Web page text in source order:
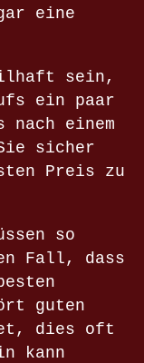
eine
sein,
ein paar
nach einem
sicher
Preis zu
so
Fall, dass
guten
dies oft
kann